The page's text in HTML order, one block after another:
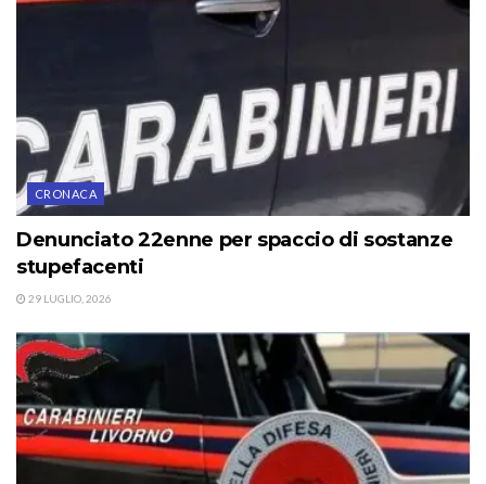
CRONACA
Denunciato 22enne per spaccio di sostanze
stupefacenti
29 LUGLIO, 2026